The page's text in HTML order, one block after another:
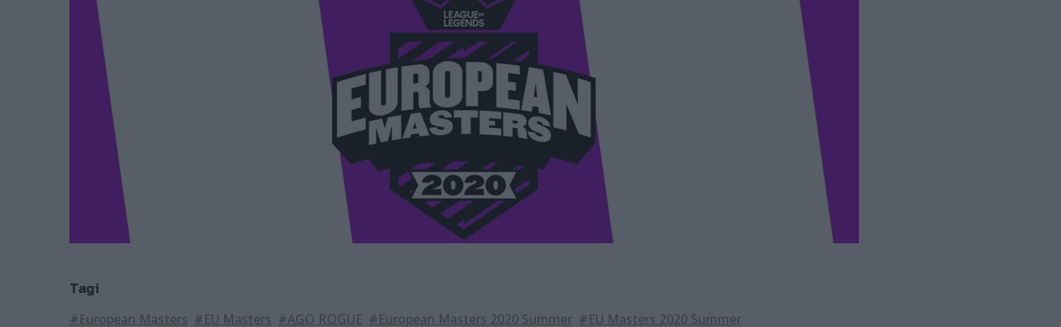
Tagi
#European Masters #EU Masters #AGO ROGUE #European Masters 2020 Summer #EU Masters 2020 Summer